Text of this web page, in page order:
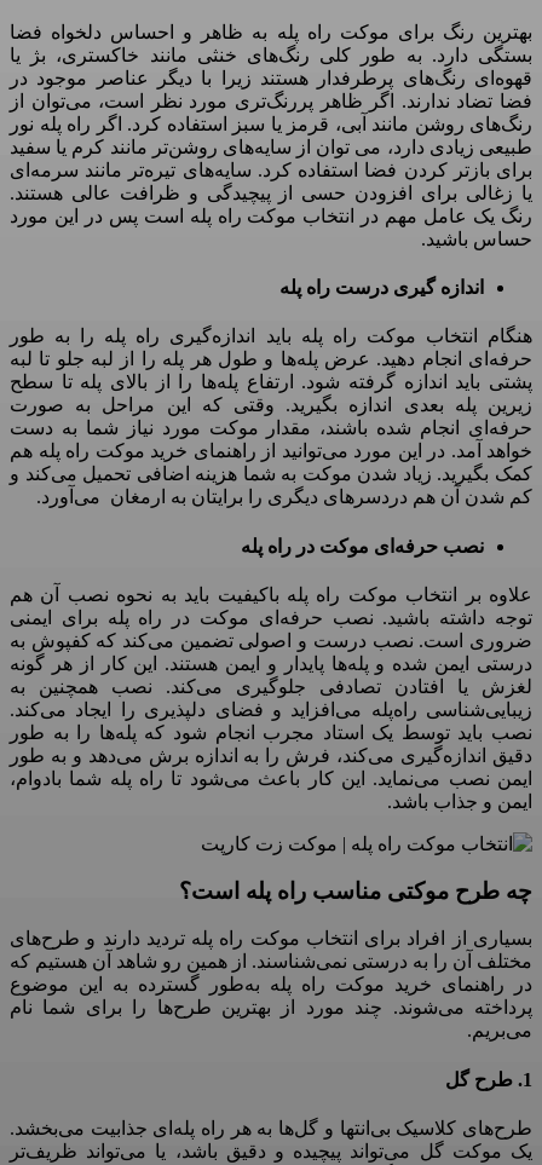
بهترین رنگ برای موکت راه پله به ظاهر و احساس دلخواه فضا
بستگی دارد. به طور کلی رنگ‌های خنثی مانند خاکستری، بژ یا
قهوه‌ای رنگ‌های پرطرفدار هستند زیرا با دیگر عناصر موجود در
فضا تضاد ندارند.
اگر ظاهر پررنگ‌تری مورد نظر است، می‌توان از
رنگ‌های روشن مانند آبی، قرمز یا سبز استفاده کرد. اگر راه پله نور
طبیعی زیادی دارد، می توان از سایه‌های روشن‌تر مانند کرم یا سفید
برای بازتر کردن فضا استفاده کرد. سایه‌های تیره‌تر مانند سرمه‌ای
یا زغالی برای افزودن حسی از پیچیدگی و ظرافت عالی هستند.
رنگ یک عامل مهم در انتخاب موکت راه پله است پس در این مورد
حساس باشید.
اندازه گیری درست راه پله
هنگام انتخاب موکت راه پله باید اندازه‌گیری راه پله را به طور
حرفه‌ای انجام دهید. عرض پله‌ها و طول هر پله را از لبه جلو تا لبه
پشتی باید اندازه گرفته شود.
ارتفاع پله‌ها را از بالای پله تا سطح
زیرین پله بعدی اندازه بگیرید. وقتی که این مراحل به صورت
حرفه‌ای انجام شده باشند، مقدار موکت مورد نیاز شما به دست
خواهد آمد. در این مورد می‌توانید از راهنمای خرید موکت راه پله هم
کمک بگیرید. زیاد شدن موکت به شما هزینه اضافی تحمیل می‌کند و
کم شدن آن هم دردسرهای دیگری را برایتان به ارمغان می‌آورد.
نصب حرفه‌ای موکت در راه پله
علاوه بر انتخاب موکت راه پله باکیفیت باید به نحوه نصب آن هم
توجه داشته باشید. نصب حرفه‌ای موکت در راه پله برای ایمنی
ضروری است. نصب درست و اصولی تضمین می‌کند که کفپوش به
درستی ایمن شده و پله‌ها پایدار و ایمن هستند.
این کار از هر گونه
لغزش یا افتادن تصادفی جلوگیری می‌کند. نصب همچنین به
زیبایی‌شناسی راه‌پله می‌افزاید و فضای دلپذیری را ایجاد می‌کند.
نصب باید توسط یک استاد مجرب انجام شود که پله‌ها را به طور
دقیق اندازه‌گیری می‌کند، فرش را به اندازه برش می‌دهد و به طور
ایمن نصب می‌نماید.
این کار باعث می‌شود تا راه پله شما بادوام،
ایمن و جذاب باشد.
چه طرح موکتی مناسب راه پله است؟
بسیاری از افراد برای انتخاب موکت راه پله تردید دارند و طرح‌های
مختلف آن را به درستی نمی‌شناسند. از همین رو شاهد آن هستیم که
در راهنمای خرید موکت راه پله به‌طور گسترده به این موضوع
پرداخته می‌شوند. چند مورد از بهترین طرح‌ها را برای شما نام
می‌بریم.
1. طرح گل
طرح‌های کلاسیک بی‌انتها و گل‌ها به هر راه پله‌ای جذابیت می‌بخشد.
یک موکت گل می‌تواند پیچیده و دقیق باشد، یا می‌تواند ظریف‌تر